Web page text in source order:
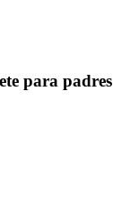
para padres